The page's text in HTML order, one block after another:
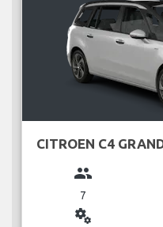
CITROEN C4
group
7
miscellaneous_services